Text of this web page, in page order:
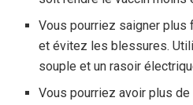
Vous pourriez saigner plus
et évitez les blessures.
souple et un rasoir
Vous pourriez avoir plus